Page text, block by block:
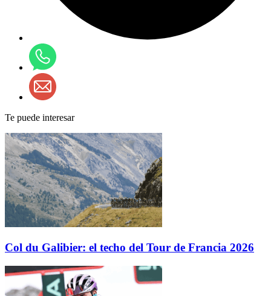
Te puede interesar
Col du Galibier: el techo del Tour de Francia 2026